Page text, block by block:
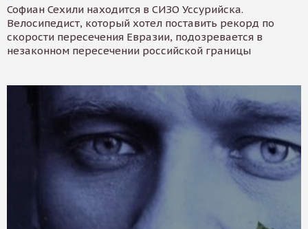
Софиан Сехили находится в СИЗО Уссурийска.
Велосипедист, который хотел поставить рекорд по
скорости пересечения Евразии, подозревается в
незаконном пересечении российской границы